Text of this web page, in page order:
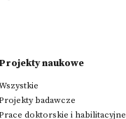
Projekty naukowe
badawcze
doktorskie i habilitacyjne